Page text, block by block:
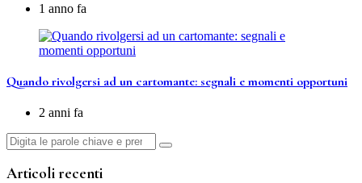
1 anno fa
Quando rivolgersi ad un cartomante: segnali e momenti opportuni
2 anni fa
Cerca:
Articoli recenti